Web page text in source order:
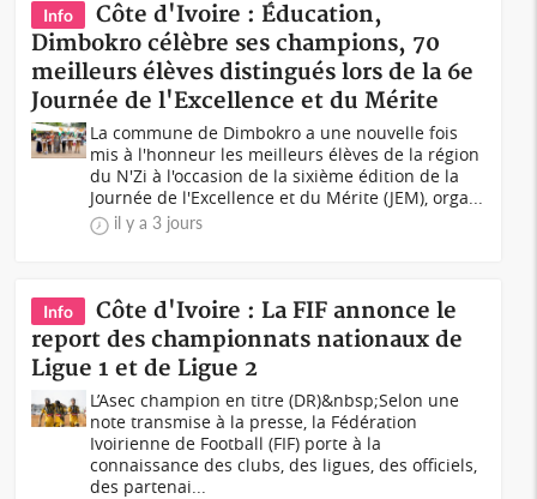
Info
Côte d'Ivoire : Éducation,
Dimbokro célèbre ses champions, 70
meilleurs élèves distingués lors de la 6e
Journée de l'Excellence et du Mérite
La commune de Dimbokro a une nouvelle fois
mis à l'honneur les meilleurs élèves de la région
du N'Zi à l'occasion de la sixième édition de la
Journée de l'Excellence et du Mérite (JEM), orga...
il y a 3 jours
Info
Côte d'Ivoire : La FIF annonce le
report des championnats nationaux de
Ligue 1 et de Ligue 2
L’Asec champion en titre (DR)&nbsp;Selon une
note transmise à la presse, la Fédération
Ivoirienne de Football (FIF) porte à la
connaissance des clubs, des ligues, des officiels,
des partenai...